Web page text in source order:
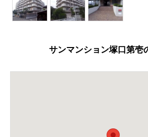
サンマンション塚口第壱